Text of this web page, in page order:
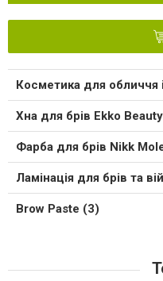
Косметика для обличчя
Хна для брів Ekko
Фарба для брів Nikk
Ламінація для брів та
Brow Paste (3)